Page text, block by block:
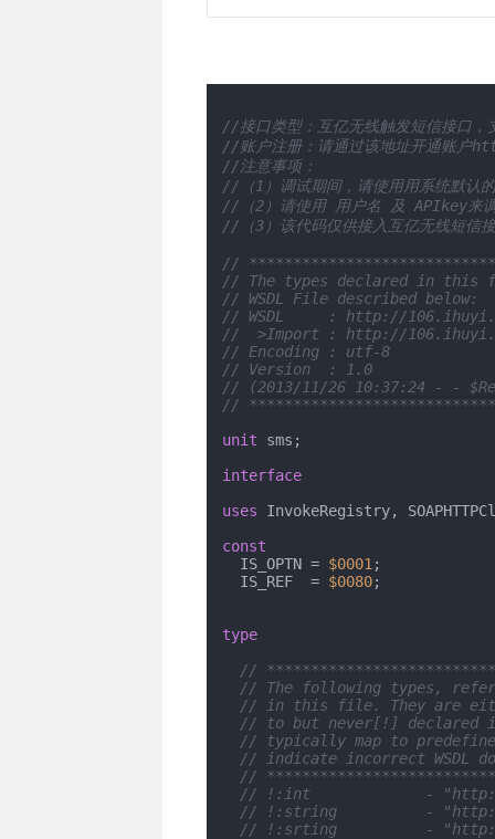
//接口类型：互亿无线触发短信接口，
//账户注册：请通过该地址开通
//注意事项：
//（1）调试期间，请使用用系统默认
//（2）请使用 用户名 及 APIkey来
//（3）该代码仅供接入互亿无线短信
//
// The types declared in this
// WSDL File described below:
// WSDL     : http://
//  >Import : http://
// Encoding : utf-8
// Version  : 1.0
// (2013/11/26 10:37:24 - -
//
unit sms;
interface
uses InvokeRegistry,
const
  IS_OPTN =
$0001 ;
  IS_REF  =
$0080;
type
//
// The following types,
// in this file. They are
// to but never[!] declared
// typically map to
// indicate incorrect WSDL
//
// !:int             - "http://
// !:string          - "http://
// !:srting          - "http://